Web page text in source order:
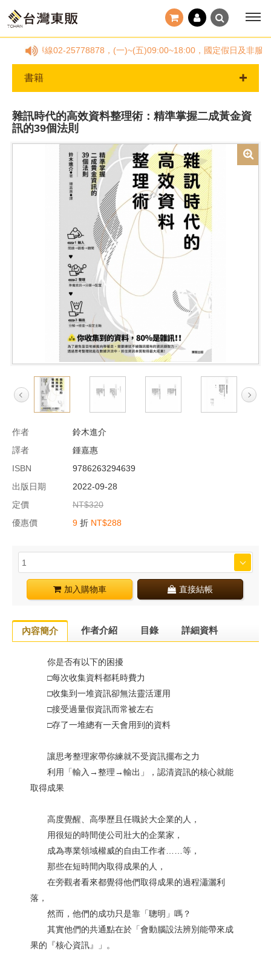
服專線02-25778878，(一)~(五)09:00~18:00，國定假日及非服務
書籍
雜訊時代的高效資料整理術：精準掌握二成黃金資
訊的39個法則
作者
鈴木進介
譯者
鍾嘉惠
ISBN
9786263294639
出版日期
2022-09-28
定價
NT$320
優惠價
9 折 NT$288
加入購物車 直接結帳
內容簡介 作者介紹 目錄 詳細資料
你是否有以下的困擾
□每次收集資料都耗時費力
□收集到一堆資訊卻無法靈活運用
□接受過量假資訊而常被左右
□存了一堆總有一天會用到的資料
讓思考整理家帶你練就不受資訊擺布之力
利用「輸入→整理→輸出」，認清資訊的核心就能
取得成果
高度覺醒、高學歷且任職於大企業的人，
用很短的時間使公司壯大的企業家，
成為專業領域權威的自由工作者……等，
那些在短時間內取得成果的人，
在旁觀者看來都覺得他們取得成果的過程瀟灑利
落，
然而，他們的成功只是靠「聰明」嗎？
其實他們的共通點在於「會動腦設法辨別能帶來成
果的『核心資訊』」。